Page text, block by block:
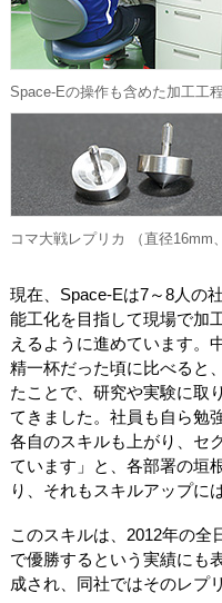
Space-Eの操作も含めた加工工
コマ大戦レプリカ （直径16mm
現在、Space-Eは7～8人の
能工化を目指して現場で加
えるように進めています。
精一杯だった頃に比べると
たことで、研究や実験に取
てきました。社員も自ら勉
各自のスキルも上がり、セ
ています」と、各部署の垣
り、それもスキルアップに
このスキルは、2012年の全
で優勝するという実績にも
成され、同社ではそのレプ